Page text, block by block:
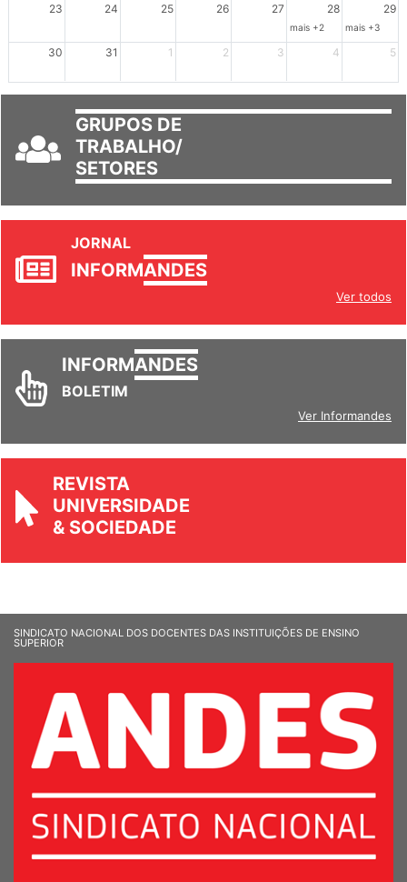
23 24 25 26 27 28 29
mais +2 mais +3
30 31 1 2 3 4 5
GRUPOS DE
TRABALHO/
SETORES
JORNAL
INFORMANDES
Ver todos
INFORMANDES
BOLETIM
Ver Informandes
REVISTA
UNIVERSIDADE
& SOCIEDADE
SINDICATO NACIONAL DOS DOCENTES DAS INSTITUIÇÕES DE ENSINO
SUPERIOR